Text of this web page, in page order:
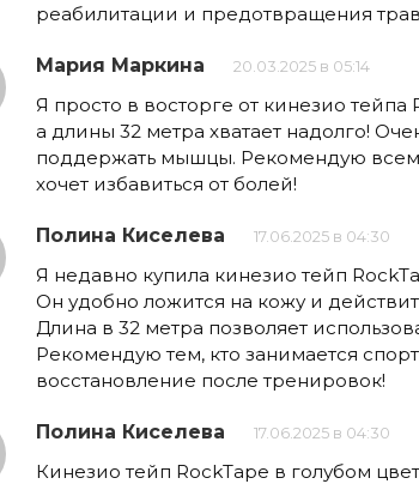
реабилитации и предотвращения
Мария Маркина 20.03.2025 в 05:14
Я просто в восторге от кинезио
а длины 32 метра хватает надолго!
поддержать мышцы. Рекомендую
хочет избавиться от болей!
Полина Киселева 17.06.2025 в 04:30
Я недавно купила кинезио тейп
Он удобно ложится на кожу и
Длина в 32 метра позволяет
Рекомендую тем, кто занимается
восстановление после тренировок!
Полина Киселева 17.06.2025 в 04:30
Кинезио тейп RockTape в голубом